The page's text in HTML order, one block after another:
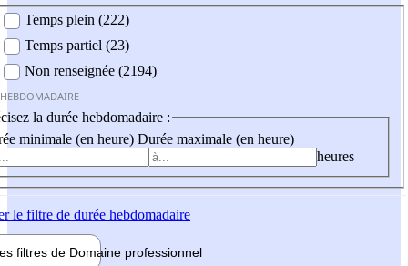
Temps plein (222)
Temps partiel (23)
Non renseignée (2194)
la durée hebdomadaire :
minimale (en heure) Durée maximale (en heure)
heures
le filtre de durée hebdomadaire
filtres de Domaine professionnel